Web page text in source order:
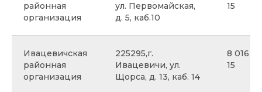
районная
организация
ул. Первомайская,
д. 5, каб.10
15
Ивацевичская
районная
организация
225295,г.
Ивацевичи, ул.
Щорса, д. 13, каб. 14
8 016
15